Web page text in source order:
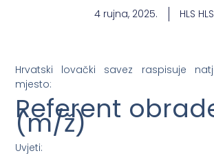
4 rujna, 2025. HLS HLS
Hrvatski lovački savez raspisuje
mjesto:
Referent
(m/ž)
Uvjeti: